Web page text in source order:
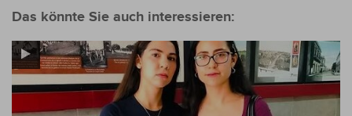
Das könnte Sie auch interessieren: